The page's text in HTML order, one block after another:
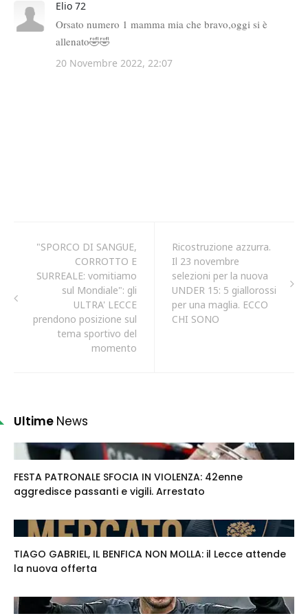
"SPORCO DI SANGUE,
CORROTTO E
SURREALE: vomitiamo
sul Mondiale": gli
ULTRA' LECCE
prendono posizione sul
tema sportivo del
momento
Ricostruzione azzurra.
Il 23 novembre
selezioni per la nuova
UNDER 15: 5 giallorossi
per una maglia. ECCO
CHI SONO
Ultime News
FESTA PATRONALE SFOCIA IN VIOLENZA: 42enne
aggredisce passanti e vigili. Arrestato
TIAGO GABRIEL, IL BENFICA NON MOLLA: il Lecce attende
la nuova offerta